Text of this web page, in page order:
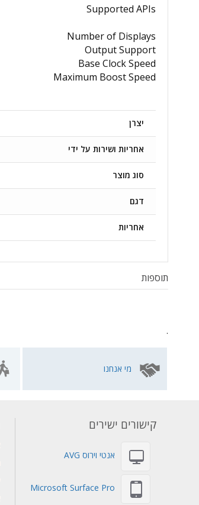
Supported APIs
Number of Displays
Output Support
Base Clock Speed
Maximum Boost Speed
יצרן
אחריות ושירות על ידי
סוג מוצר
דגם
אחריות
תוספות
.
מי אנחנו
קישורים ישירים
אנטי וירוס AVG
Microsoft Surface Pro